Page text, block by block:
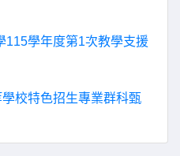
115學年度第1次教學支援
學校特色招生專業群科甄